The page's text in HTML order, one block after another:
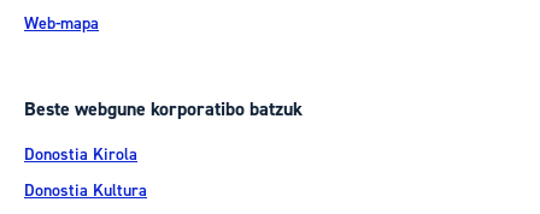
Web-mapa
Beste webgune korporatibo batzuk
Donostia Kirola
Donostia Kultura